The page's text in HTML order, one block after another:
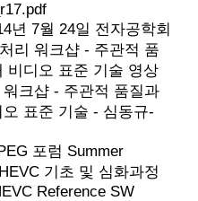
년 7월 24일 전자공학회
리 워크샵 - 주관적 품
비디오 표준 기술 영상
워크샵 - 주관적 품질과
오 표준 기술 - 심동규-
포럼 Summer
기초 및 심화과정
Reference SW